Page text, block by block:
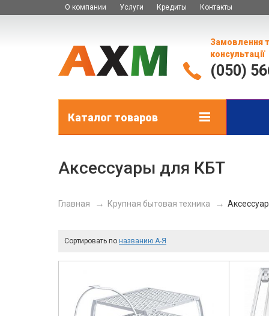
О компании Услуги Кредиты Контакты
Замовлення
консультації
(050)
Каталог товаров
Aксессуары для КБТ
Главная Крупная бытовая техника
Сортировать по названию А-Я